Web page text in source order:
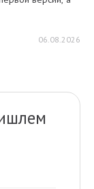
06.08.2026